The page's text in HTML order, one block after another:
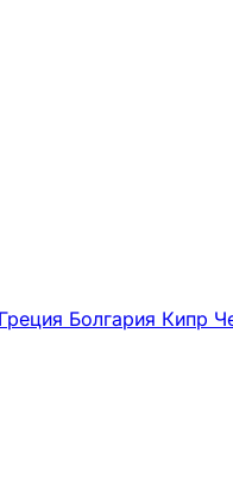
Греция Болгария Кипр